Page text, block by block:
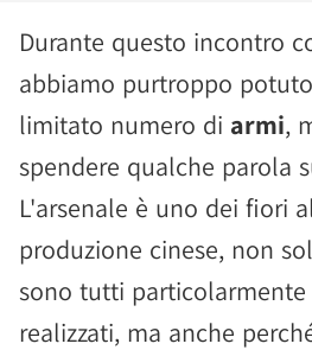
Durante questo incontro
abbiamo purtroppo
limitato numero di armi,
spendere qualche parola
L'arsenale è uno dei fiori
produzione cinese, non
sono tutti particolarmente
realizzati, ma anche